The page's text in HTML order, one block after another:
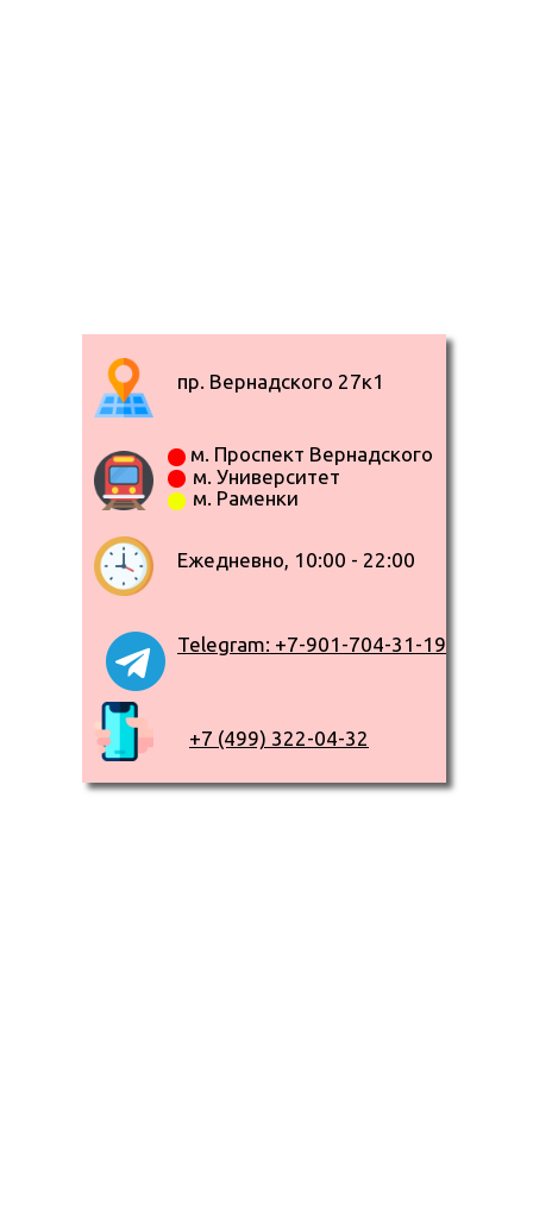
пр. Вернадского 27к1
м. Проспект Вернадского
м. Университет
м. Раменки
Ежедневно, 10:00 - 22:00
Telegram: +7-901-704-31-19
+7 (499) 322-04-32